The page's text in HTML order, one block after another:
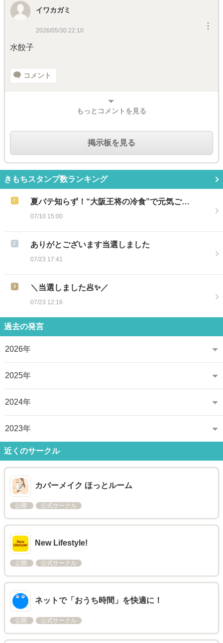
イワカガミ
2026/05/30 22:10 ︙
水餃子
コメント
もっとコメントを見る
掲示板を見る
きもちスタンプ数ランキング
夏バテ知らず！“大阪王将の冷食”で元気ご…
07/10 15:00
ありがとございます当選しました
07/23 17:41
＼当選しました🥟✨／
07/23 12:16
過去の発言
2026年
2025年
2024年
2023年
近くのサークル
カバーメイク ほっとルーム
公開 公式サークル
New Lifestyle!
公開 公式サークル
ネットで「おうち時間」を快適に！
公開 公式サークル